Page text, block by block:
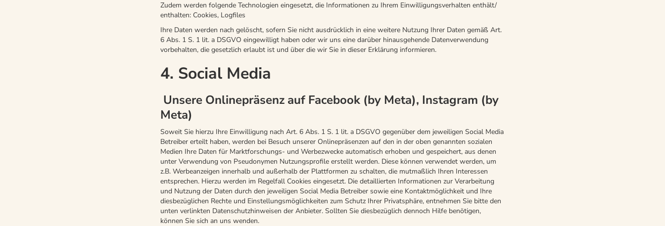
Zudem werden folgende Technologien eingesetzt, die Informationen zu Ihrem Einwilligungsverhalten enthält/
enthalten: Cookies, Logfiles
Ihre Daten werden nach gelöscht, sofern Sie nicht ausdrücklich in eine weitere Nutzung Ihrer Daten gemäß Art.
6 Abs. 1 S. 1 lit. a DSGVO eingewilligt haben oder wir uns eine darüber hinausgehende Datenverwendung
vorbehalten, die gesetzlich erlaubt ist und über die wir Sie in dieser Erklärung informieren.
4. Social Media
Unsere Onlinepräsenz auf Facebook (by Meta), Instagram (by
Meta)
Soweit Sie hierzu Ihre Einwilligung nach Art. 6 Abs. 1 S. 1 lit. a DSGVO gegenüber dem jeweiligen Social Media
Betreiber erteilt haben, werden bei Besuch unserer Onlinepräsenzen auf den in der oben genannten sozialen
Medien Ihre Daten für Marktforschungs- und Werbezwecke automatisch erhoben und gespeichert, aus denen
unter Verwendung von Pseudonymen Nutzungsprofile erstellt werden. Diese können verwendet werden, um
z.B. Werbeanzeigen innerhalb und außerhalb der Plattformen zu schalten, die mutmaßlich Ihren Interessen
entsprechen. Hierzu werden im Regelfall Cookies eingesetzt. Die detaillierten Informationen zur Verarbeitung
und Nutzung der Daten durch den jeweiligen Social Media Betreiber sowie eine Kontaktmöglichkeit und Ihre
diesbezüglichen Rechte und Einstellungsmöglichkeiten zum Schutz Ihrer Privatsphäre, entnehmen Sie bitte den
unten verlinkten Datenschutzhinweisen der Anbieter. Sollten Sie diesbezüglich dennoch Hilfe benötigen,
können Sie sich an uns wenden.